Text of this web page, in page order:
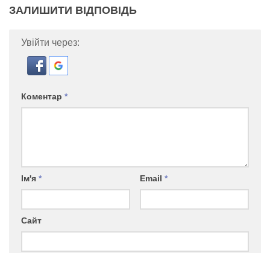
ЗАЛИШИТИ ВІДПОВІДЬ
Увійти через:
Коментар *
Ім'я * Email *
Сайт